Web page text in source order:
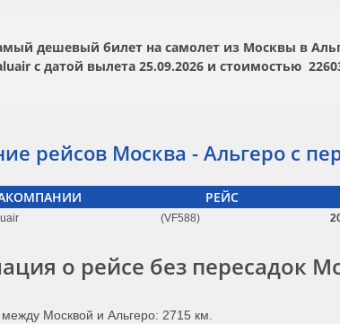
дешевый билет на самолет из Москвы в
с датой вылета 25.09.2026 и стоимостью
рейсов Москва - Альгеро с
РЕЙС
(VF588)
о рейсе без пересадок
Москвой и Альгеро: 2715 км.